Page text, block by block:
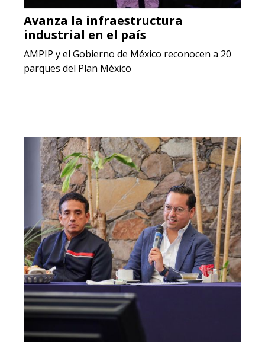
Avanza la infraestructura
industrial en el país
AMPIP y el Gobierno de México reconocen a 20
parques del Plan México